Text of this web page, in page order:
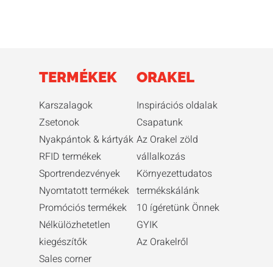
TERMÉKEK
Karszalagok
Zsetonok
Nyakpántok & kártyák
RFID termékek
Sportrendezvények
Nyomtatott termékek
Promóciós termékek
Nélkülözhetetlen
kiegészítők
Sales corner
ORAKEL
Inspirációs oldalak
Csapatunk
Az Orakel zöld
vállalkozás
Környezettudatos
termékskálánk
10 ígéretünk Önnek
GYIK
Az Orakelről